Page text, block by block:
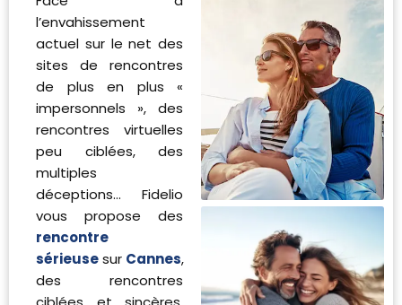
l’envahissement
actuel sur le net des
sites de rencontres
de plus en plus «
impersonnels », des
rencontres virtuelles
peu ciblées, des
multiples
déceptions… Fidelio
vous propose des
rencontre
sérieusesur Cannes,
des rencontres